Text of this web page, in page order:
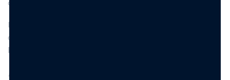
quotidiani che i look più eleganti.
Indossala da sola per un effetto minimal chic
oppure abbinala ad altre collane per creare un
Materiale